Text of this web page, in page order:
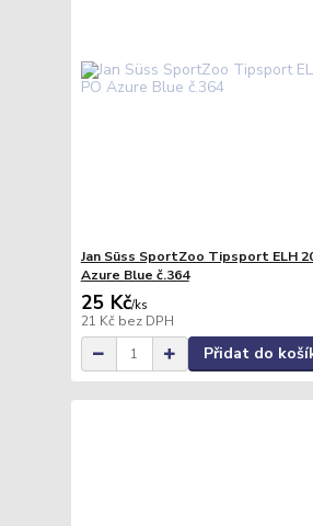
Jan Süss SportZoo Tipsport ELH
Azure Blue č.364
25 Kč/ks
21 Kč bez DPH
Přidat do